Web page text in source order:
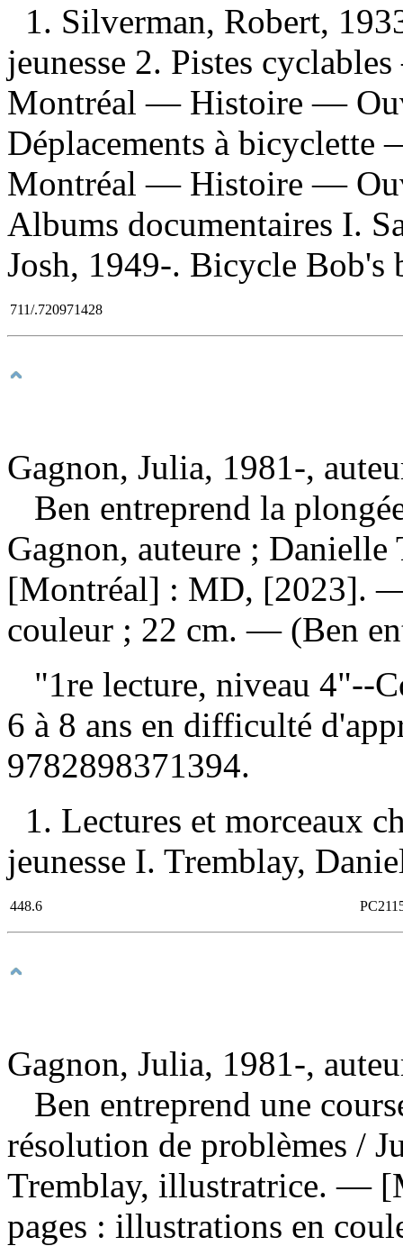
1. Silverman, Robert,
jeunesse 2. Pistes
Montréal — Histoire —
Déplacements à
Montréal — Histoire —
Albums documentaires I.
Josh, 1949-. Bicycle
711/.720971428
Gagnon, Julia, 1981-,
Ben entreprend la
Gagnon, auteure ;
[Montréal] : MD, [2023].
couleur ; 22 cm. — (Ben
"1re lecture, niveau 4"--
6 à 8 ans en difficulté
9782898371394.
1. Lectures et morceaux
jeunesse I. Tremblay,
448.6
Gagnon, Julia, 1981-,
Ben entreprend une
résolution de problèmes /
Tremblay, illustratrice. —
pages : illustrations en